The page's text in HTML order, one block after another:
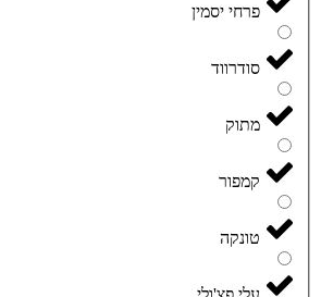
פרחי יסמין
סודרווד
מתוק
קמפור
טונקה